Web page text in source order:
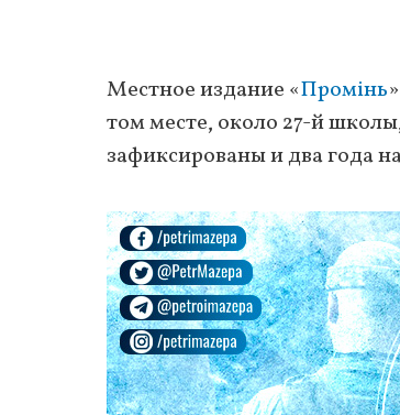
Местное издание «Промінь
том месте, около 27-й
зафиксированы и два года